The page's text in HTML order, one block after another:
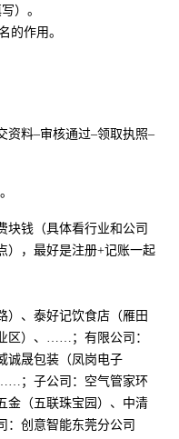
）。
的作用。
资料–审核通过–领取执照–
块钱（具体看行业和公司
），最好是注册+记账一起
）、泰好记饮食店（雁田
区）、……；有限公司：
诚晟包装（凤岗电子
；子公司：空气管家环
金（五联珠宝园）、中清
创意智能东莞分公司